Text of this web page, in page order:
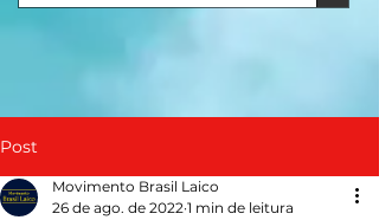
Post
Movimento Brasil Laico
26 de ago. de 2022 1 min de leitura